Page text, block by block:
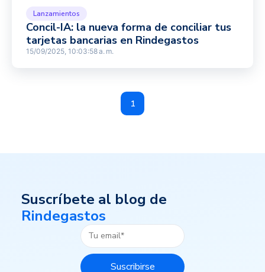
Lanzamientos
Concil-IA: la nueva forma de conciliar tus
tarjetas bancarias en Rindegastos
15/09/2025, 10:03:58 a. m.
1
Suscríbete al blog de
Rindegastos